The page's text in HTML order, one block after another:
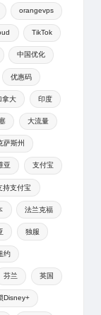
orangevps
TikTok
中国优化
优惠码
拿大 印度
大流量
萨斯州
亚 支付宝
持支付宝
法兰克福
独服
约
芬兰 英国
Disney+